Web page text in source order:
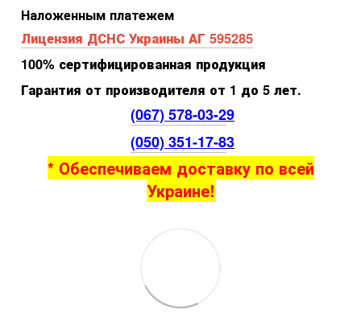
Наложенным платежем
Лицензия ДСНС Украины АГ 595285
100% сертифицированная продукция
Гарантия от производителя от 1 до 5 лет.
(067) 578-03-29
(050) 351-17-83
* Обеспечиваем доставку по всей
Украине!